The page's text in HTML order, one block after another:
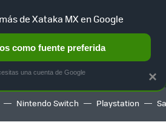
HOME AUTO TERRITORIO
Nintendo Switch Playstation
×
de Xataka MX en Google
como fuente preferida
una cuenta de Google